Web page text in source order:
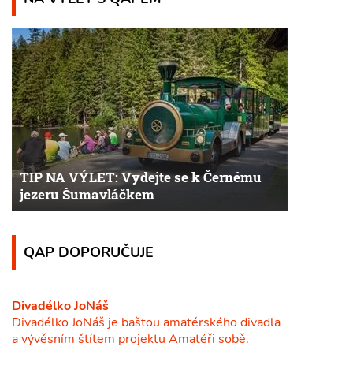
TIP NA VÝLET: Vydejte se k Černému
jezeru Šumavláčkem
QAP DOPORUČUJE
Divadélko JoNáš
Divadélko JoNáš je baštou amatérského divadla
a vývěsním štítem projektu Amatéři sobě.